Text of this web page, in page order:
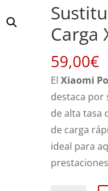
Carga
59,00€
ElXiaomi
destaca por
de alta tasa
de carga
ideal para